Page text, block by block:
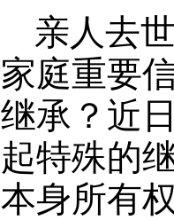
亲人去
家庭重要
继承？近
起特殊的
本身所有